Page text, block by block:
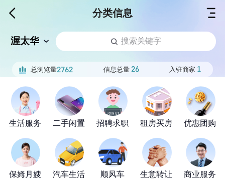
分类信息
渥太华 搜索关键字
总浏览量2762 信息总量 26 入驻商家 1
生活服务 二手闲置 招聘求职 租房买房 优惠团购
保姆月嫂 汽车生活 顺风车 生意转让 商业服务